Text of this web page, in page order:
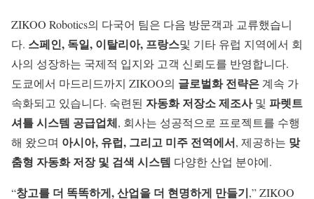
ZIKOO Robotics의 다국어 팀은 다음 방문객과 교류했습니
다. 스페인, 독일, 이탈리아, 프랑스및 기타 유럽 지역에서 회
사의 성장하는 국제적 입지와 고객 신뢰도를 반영합니다.
도쿄에서 마드리드까지 ZIKOO의 글로벌화 전략은 계속 가
속화되고 있습니다. 숙련된 자동화 저장소 제조사및 파렛트
셔틀 시스템 공급업체, 회사는 성공적으로 프로젝트를 수행
해 왔으며 아시아, 유럽, 그리고 미주 전역에서, 제공하는 맞
춤형 자동화 저장 및 검색 시스템 다양한 산업 분야에.
“창고를 더 똑똑하게, 산업을 더 현명하게 만들기,” ZIKOO